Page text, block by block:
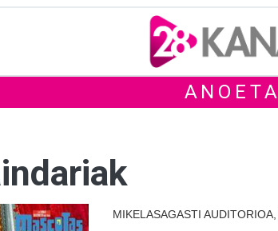
ANOETA
MIKELASAGASTI AUDITORIOA,